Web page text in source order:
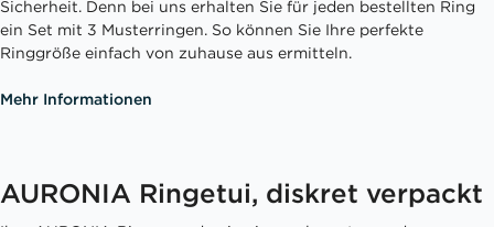
Sicherheit. Denn bei uns erhalten Sie für jeden bestellten Ring
ein Set mit 3 Musterringen. So können Sie Ihre perfekte
Ringgröße einfach von zuhause aus ermitteln.
Mehr Informationen
AURONIA Ringetui, diskret verpackt